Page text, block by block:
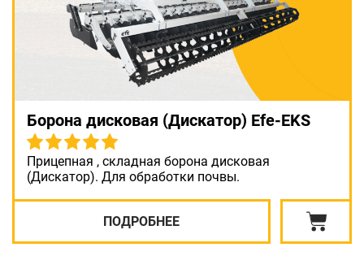
Борона дисковая (Дискатор) Efe-EKS
Прицепная , складная борона дисковая
(Дискатор). Для обработки почвы.
ПОДРОБНЕЕ